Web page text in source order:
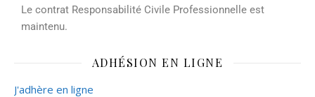
Le contrat Responsabilité Civile Professionnelle est
maintenu.
ADHÉSION EN LIGNE
J'adhère en ligne